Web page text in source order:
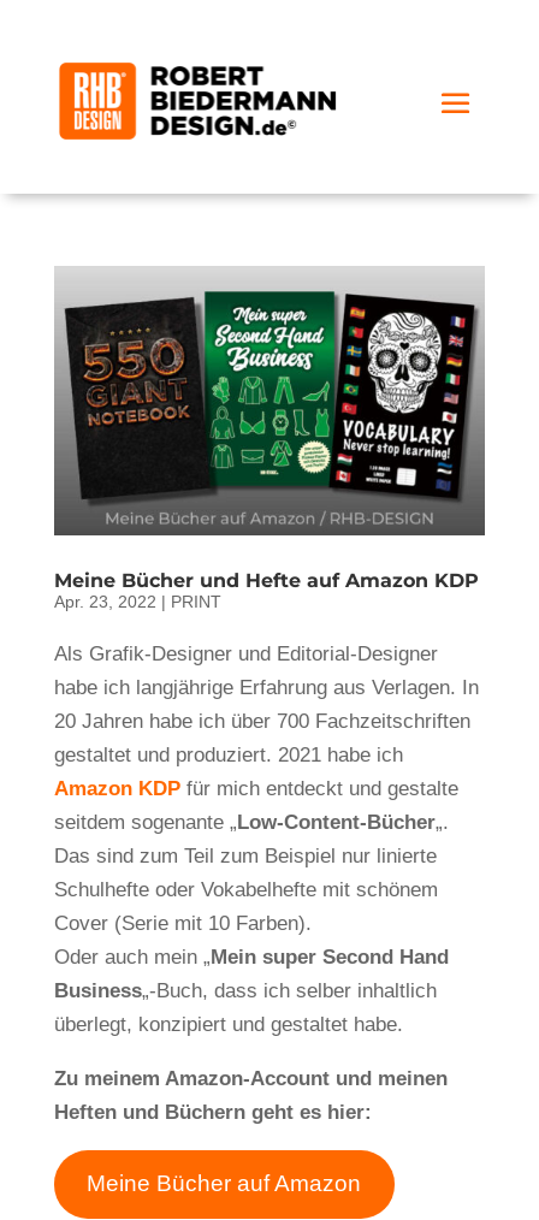
Meine Bücher und Hefte auf Amazon KDP
Apr. 23, 2022 | PRINT
Als Grafik-Designer und Editorial-Designer
habe ich langjährige Erfahrung aus Verlagen. In
20 Jahren habe ich über 700 Fachzeitschriften
gestaltet und produziert. 2021 habe ich
Amazon KDPfür mich entdeckt und gestalte
seitdem sogenante „Low-Content-Bücher„.
Das sind zum Teil zum Beispiel nur linierte
Schulhefte oder Vokabelhefte mit schönem
Cover (Serie mit 10 Farben).
Oder auch mein „Mein super Second Hand
Business„-Buch, dass ich selber inhaltlich
überlegt, konzipiert und gestaltet habe.
Zu meinem Amazon-Account und meinen
Heften und Büchern geht es hier:
Meine Bücher auf Amazon